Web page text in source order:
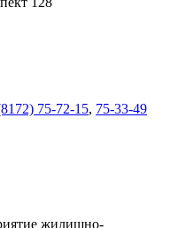
75-72-15, 75-33-49
жилищно-